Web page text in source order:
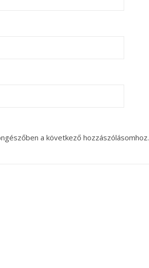
a következő hozzászólásomhoz.